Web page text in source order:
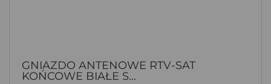
GNIAZDO ANTENOWE RTV-SAT
KOŃCOWE BIAŁE S...